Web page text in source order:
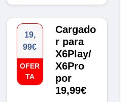
19,
99€
OFER
TA
Cargado
r para
X6Play/
X6Pro
por
19,99€